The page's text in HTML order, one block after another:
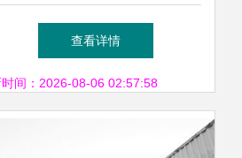
管站正式开通，多式联运服务
迈入新阶段
查看详情
间：2026-08-06 02:57:58